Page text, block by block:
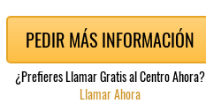
PEDIR MÁS INFORMACIÓN
¿Prefieres Llamar Gratis al Centro Ahora?
Llamar Ahora